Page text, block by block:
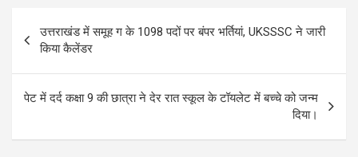
navigation
उत्तराखंड में समूह ग के 1098 पदों पर बंपर भर्तियां, UKSSSC ने जारी
किया कैलेंडर
पेट में दर्द कक्षा 9 की छात्रा ने देर रात स्कूल के टॉयलेट में बच्चे को जन्म
दिया।